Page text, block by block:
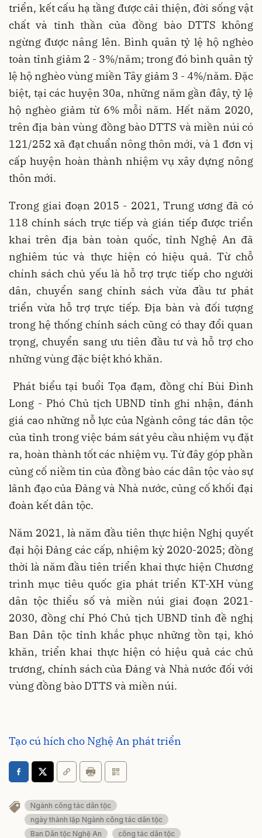
triển, kết cấu hạ tầng được cải thiện, đời sống vật
chất và tinh thần của đồng bào DTTS không
ngừng được nâng lên. Bình quân tỷ lệ hộ nghèo
toàn tỉnh giảm 2 - 3%/năm; trong đó bình quân tỷ
lệ hộ nghèo vùng miền Tây giảm 3 - 4%/năm. Đặc
biệt, tại các huyện 30a, những năm gần đây, tỷ lệ
hộ nghèo giảm từ 6% mỗi năm. Hết năm 2020,
trên địa bàn vùng đồng bào DTTS và miền núi có
121/252 xã đạt chuẩn nông thôn mới, và 1 đơn vị
cấp huyện hoàn thành nhiệm vụ xây dựng nông
thôn mới.
Trong giai đoạn 2015 - 2021, Trung ương đã có
118 chính sách trực tiếp và gián tiếp được triển
khai trên địa bàn toàn quốc, tỉnh Nghệ An đã
nghiêm túc và thực hiện có hiệu quả. Từ chỗ
chính sách chủ yếu là hỗ trợ trực tiếp cho người
dân, chuyển sang chính sách vừa đầu tư phát
triển vừa hỗ trợ trực tiếp. Địa bàn và đối tượng
trong hệ thống chính sách cũng có thay đổi quan
trọng, chuyển sang ưu tiên đầu tư và hỗ trợ cho
những vùng đặc biệt khó khăn.
Phát biểu tại buổi Tọa đạm, đồng chí Bùi Đình
Long - Phó Chủ tịch UBND tỉnh ghi nhận, đánh
giá cao những nỗ lực của Ngành công tác dân tộc
của tỉnh trong việc bám sát yêu cầu nhiệm vụ đặt
ra, hoàn thành tốt các nhiệm vụ. Từ đây góp phần
củng cố niềm tin của đồng bào các dân tộc vào sự
lãnh đạo của Đảng và Nhà nước, củng cố khối đại
đoàn kết dân tộc.
Năm 2021, là năm đầu tiên thực hiện Nghị quyết
đại hội Đảng các cấp, nhiệm kỳ 2020-2025; đồng
thời là năm đầu tiên triển khai thực hiện Chương
trình mục tiêu quốc gia phát triển KT-XH vùng
dân tộc thiểu số và miền núi giai đoạn 2021-
2030, đồng chí Phó Chủ tịch UBND tỉnh đề nghị
Ban Dân tộc tỉnh khắc phục những tồn tại, khó
khăn, triển khai thực hiện có hiệu quả các chủ
trương, chính sách của Đảng và Nhà nước đối với
vùng đồng bào DTTS và miền núi.
Tạo cú hích cho Nghệ An phát triển
Ngành công tác dân tộc
ngày thành lập Ngành công tác dân tộc
Ban Dân tộc Nghệ An
công tác dân tộc